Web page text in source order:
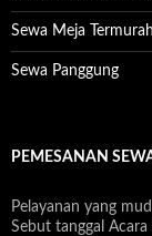
Sewa Meja Termurah
Sewa Panggung
PEMESANAN
Pelayanan yang
Sebut tanggal Acara